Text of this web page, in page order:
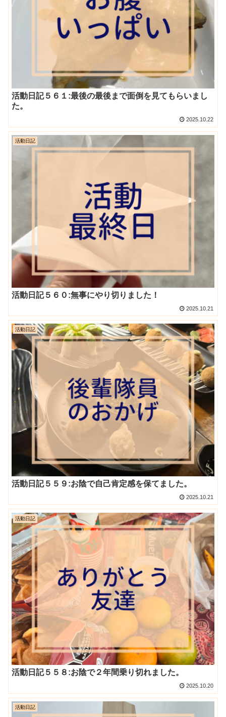
活動日記５６１:最後の最後まで面倒を見てもらいまし
た。
2025.10.22
活動日記
活動日記５６０:無事にやり切りました！
2025.10.21
活動日記
活動日記５５９:お陰で自己肯定感を保てました。
2025.10.21
活動日記
活動日記５５８:お陰で２年間乗り切れました。
2025.10.20
活動日記